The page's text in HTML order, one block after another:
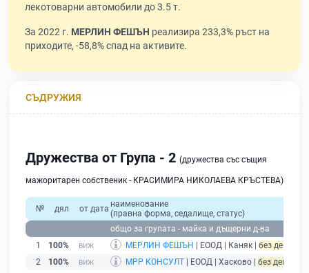
лекотоварни автомобили до 3.5 т.
За 2022 г. МЕРЛИН ФЕШЪН реализира 233,3% ръст на
приходите, -58,8% спад на активите.
СЪДРУЖИЯ
Дружества от Група - 2 (дружества със същия
мажоритарен собственик - КРАСИМИРА НИКОЛАЕВА КРЪСТЕВА)
№ дял от дата наименование
(правна форма, седалище, статус)
общо за групата - майка и дъщерни д-ва
1
100% МЕРЛИН ФЕШЪН | ЕООД | Каняк | без дейност
2
100% МРР КОНСУЛТ | ЕООД | Хасково | без дейност